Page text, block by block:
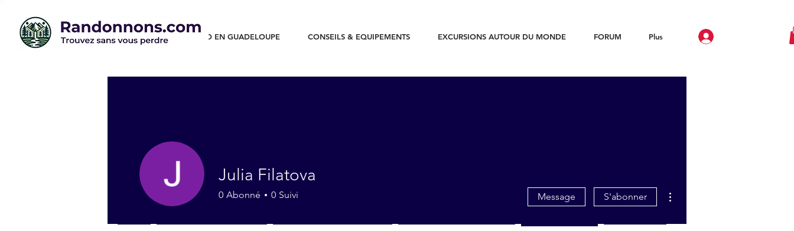
RANDO EN GUADELOUPE CONSEILS & EQUIPEMENTS EXCURSIONS AUTOUR DU MONDE FORUM Plus
Julia Filatova
0 Abonné 0 Suivi Message S'abonner